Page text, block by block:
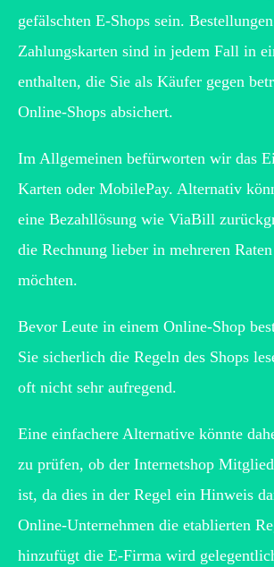
gefälschten E-Shops sein.
Zahlungskarten sind in jedem Fall in
enthalten, die Sie als Käufer gegen
Online-Shops absichert.
Im Allgemeinen befürworten wir das
Karten oder MobilePay. Alternativ
eine Bezahllösung wie ViaBill
die Rechnung lieber in mehreren
möchten.
Bevor Leute in einem Online-Shop
Sie sicherlich die Regeln des Shops
oft nicht sehr aufregend.
Eine einfachere Alternative könnte
zu prüfen, ob der Internetshop
ist, da dies in der Regel ein Hinweis
Online-Unternehmen die etablierten
hinzufügt die E-Firma wird